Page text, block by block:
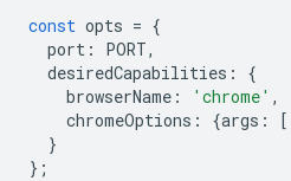
const opts = {
port : PORT,
desiredCapabilities :
{
browserName : 'chrome' ,
chromeOptions : {args : [
}
};